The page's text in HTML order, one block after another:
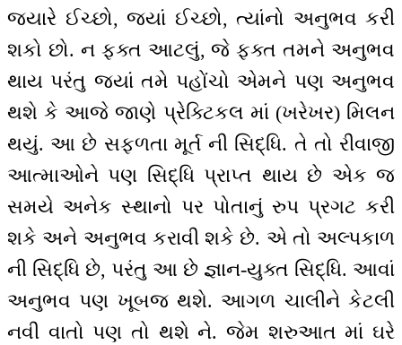
જ્યારે ઈચ્છો, જ્યાં ઈચ્છો, ત્યાંનો અનુભવ કરી
શકો છો. ન ફક્ત આટલું, જે ફક્ત તમને અનુભવ
થાય પરંતુ જ્યાં તમે પહોંચો એમને પણ અનુભવ
થશે કે આજે જાણે પ્રેક્ટિકલ માં (ખરેખર) મિલન
થયું. આ છે સફળતા મૂર્ત ની સિદ્ધિ. તે તો રીવાજી
આત્માઓને પણ સિદ્ધિ પ્રાપ્ત થાય છે એક જ
સમયે અનેક સ્થાનો પર પોતાનું રુપ પ્રગટ કરી
શકે અને અનુભવ કરાવી શકે છે. એ તો અલ્પકાળ
ની સિદ્ધિ છે, પરંતુ આ છે જ્ઞાન-યુક્ત સિદ્ધિ. આવાં
અનુભવ પણ ખૂબજ થશે. આગળ ચાલીને કેટલી
નવી વાતો પણ તો થશે ને. જેમ શરુઆત માં ઘરે